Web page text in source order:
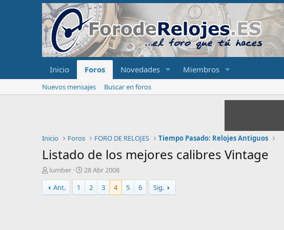
Inicio Foros Novedades Miembros
Nuevos mensajes Buscar en foros
Inicio Foros FORO DE RELOJES Tiempo Pasado: Relojes Antiguos
Listado de los mejores calibres Vintage
I
n
i
c
lumber
F
e
h
28 Abr 2008
Ant.
1 2 3 4 5 6 Sig.